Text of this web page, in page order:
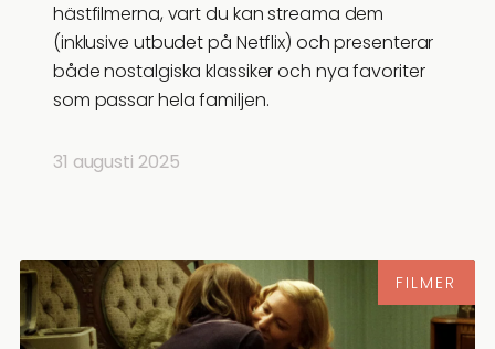
hästfilmerna, vart du kan streama dem
(inklusive utbudet på Netflix) och presenterar
både nostalgiska klassiker och nya favoriter
som passar hela familjen.
31 augusti 2025
FILMER